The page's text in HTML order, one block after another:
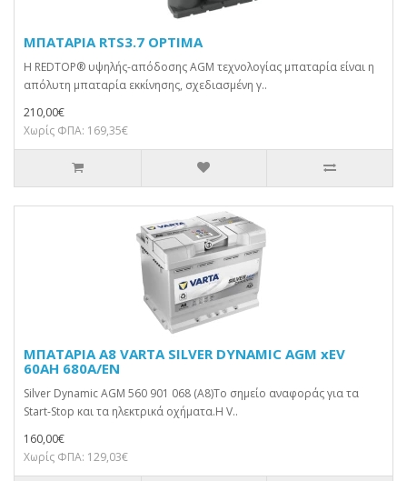
ΜΠΑΤΑΡΙΑ RTS3.7 OPTIMA
Η REDTOP® υψηλής-απόδοσης AGM τεχνολογίας μπαταρία είναι η
απόλυτη μπαταρία εκκίνησης, σχεδιασμένη γ..
210,00€
Χωρίς ΦΠΑ: 169,35€
ΜΠΑΤΑΡΙΑ A8 VARTA SILVER DYNAMIC AGM xEV
60AH 680A/EN
Silver Dynamic AGM 560 901 068 (A8)Το σημείο αναφοράς για τα
Start-Stop και τα ηλεκτρικά οχήματα.Η V..
160,00€
Χωρίς ΦΠΑ: 129,03€